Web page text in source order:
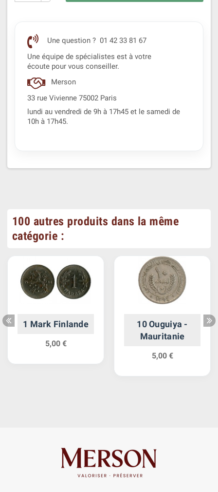
Une question ? 01 42 33 81 67
Une équipe de spécialistes est à votre
écoute pour vous conseiller.
Merson
33 rue Vivienne 75002 Paris
lundi au vendredi de 9h à 17h45 et le samedi de
10h à 17h45.
100 autres produits dans la même
catégorie :
1 Mark Finlande
5,00 €
10 Ouguiya -
Mauritanie
5,00 €